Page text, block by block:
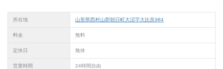
所在地 山形県西村山郡朝日町大沼字大比良984
料金 無料
定休日 無休
営業時間 24時間自由